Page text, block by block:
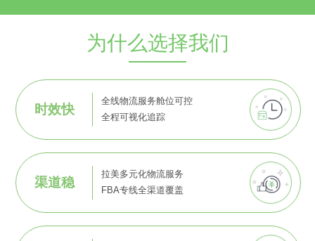
为什么选择我们
时效快
全线物流服务舱位可控
全程可视化追踪
渠道稳
拉美多元化物流服务
FBA专线全渠道覆盖